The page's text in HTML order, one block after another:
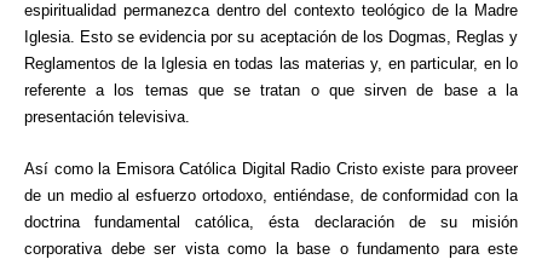
espiritualidad permanezca dentro del contexto teológico de la Madre
Iglesia. Esto se evidencia por su aceptación de los Dogmas, Reglas y
Reglamentos de la Iglesia en todas las materias y, en particular, en lo
referente a los temas que se tratan o que sirven de base a la
presentación televisiva.
Así como la Emisora Católica Digital Radio Cristo existe para proveer
de un medio al esfuerzo ortodoxo, entiéndase, de conformidad con la
doctrina fundamental católica, ésta declaración de su misión
corporativa debe ser vista como la base o fundamento para este